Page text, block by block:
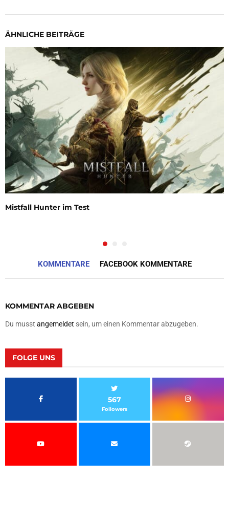
ÄHNLICHE BEITRÄGE
Mistfall Hunter im Test
KOMMENTARE FACEBOOK KOMMENTARE
KOMMENTAR ABGEBEN
Du musst angemeldet sein, um einen Kommentar abzugeben.
FOLGE UNS
567
Followers